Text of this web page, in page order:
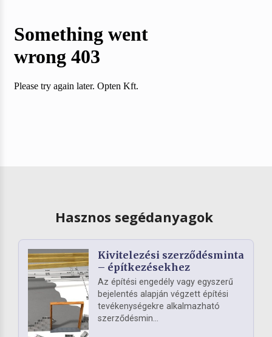
Hasznos segédanyagok
Kivitelezési szerződésminta
– építkezésekhez
Az építési engedély vagy egyszerű
bejelentés alapján végzett építési
tevékenységekre alkalmazható
szerződésmin...